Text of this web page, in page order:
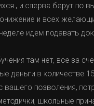
, и сперва берут по
и всех
идем подавать
там нет, все за
деньги в количестве
вашего позволения,
школьные